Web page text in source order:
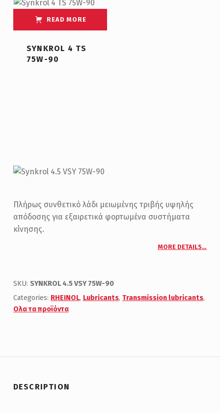
READ MORE
SYNKROL 4 TS
75W-90
Πλήρως συνθετικό λάδι μειωμένης τριβής υψηλής
απόδοσης για εξαιρετικά φορτωμένα συστήματα
κίνησης.
MORE DETAILS…
SKU: SYNKROL 4.5 VSY 75W-90
Categories: RHEINOL, Lubricants, Transmission lubricants,
Ολα τα προϊόντα
DESCRIPTION